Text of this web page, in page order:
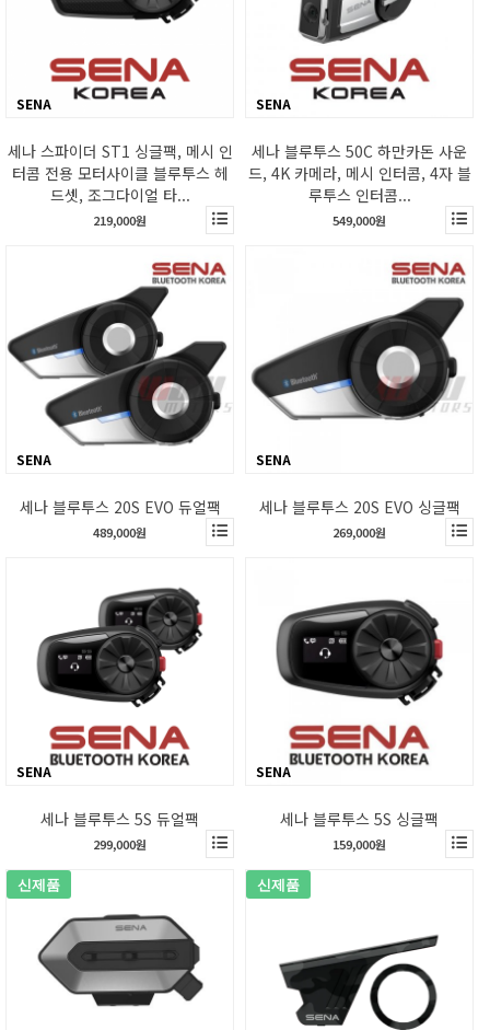
SENA
세나 스파이더 ST1 싱글팩, 메시 인
터콤 전용 모터사이클 블루투스 헤
드셋, 조그다이얼 타...
219,000원
SENA
세나 블루투스 50C 하만카돈 사운
드, 4K 카메라, 메시 인터콤, 4자 블
루투스 인터콤...
549,000원
SENA
세나 블루투스 20S EVO 듀얼팩
489,000원
SENA
세나 블루투스 20S EVO 싱글팩
269,000원
SENA
세나 블루투스 5S 듀얼팩
299,000원
SENA
세나 블루투스 5S 싱글팩
159,000원
신제품 신제품